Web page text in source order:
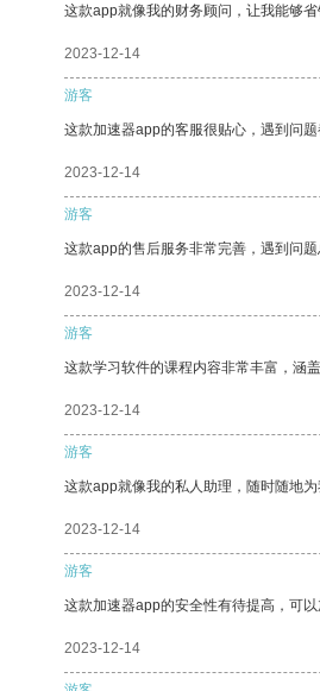
这款app就像我的财务顾问，让我能够省
2023-12-14
游客
这款加速器app的客服很贴心，遇到问题
2023-12-14
游客
这款app的售后服务非常完善，遇到问
2023-12-14
游客
这款学习软件的课程内容非常丰富，涵
2023-12-14
游客
这款app就像我的私人助理，随时随地
2023-12-14
游客
这款加速器app的安全性有待提高，可
2023-12-14